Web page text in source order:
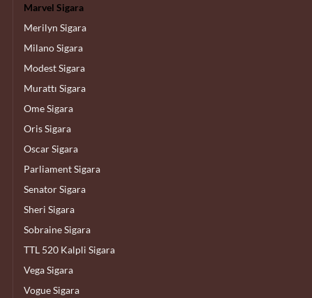
Marvel Sigara
Merilyn Sigara
Milano Sigara
Modest Sigara
Murattı Sigara
Ome Sigara
Oris Sigara
Oscar Sigara
Parliament Sigara
Senator Sigara
Sheri Sigara
Sobraine Sigara
TTL 520 Kalpli Sigara
Vega Sigara
Vogue Sigara